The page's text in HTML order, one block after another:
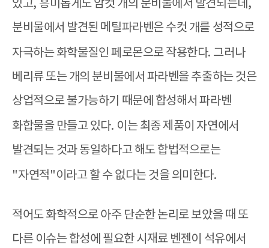
있고, 흥미롭게도 암컷 개의 분비물에서 발견되는데 ,
분비물에서 발견된 메틸파라벤은 수컷 개를 성적으로
자극하는 화학물질인 페로몬으로 작용한다. 그러나
베리류 또는 개의 분비물에서 파라벤을 추출하는 것은
상업적으로 불가능하기 때문에 합성해서 파라벤
화합물을 만들고 있다. 이는 최종 제품이 자연에서
발견되는 것과 동일하다고 해도 합법적으로는
"자연적"이라고 할 수 없다는 것을 의미한다.
적어도 화학적으로 아주 단순한 논리로 보았을 때 또
다른 이슈는 합성에 필요한 시재료 벤젠이 석유에서